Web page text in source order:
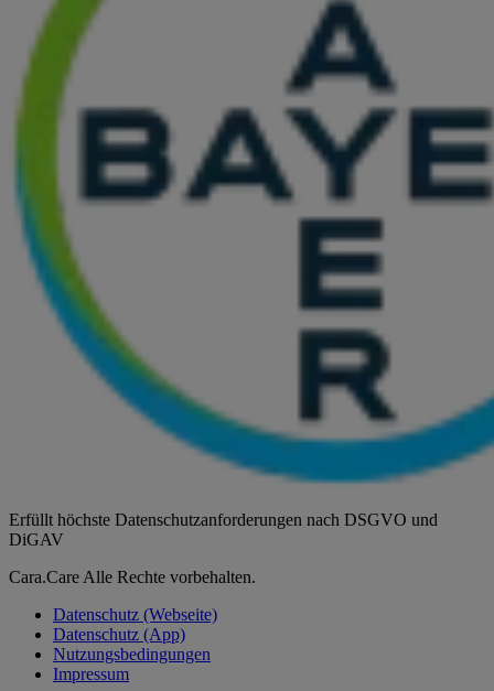
Erfüllt höchste Datenschutzanforderungen nach DSGVO und
DiGAV
Cara.Care Alle Rechte vorbehalten.
Datenschutz (Webseite)
Datenschutz (App)
Nutzungsbedingungen
Impressum